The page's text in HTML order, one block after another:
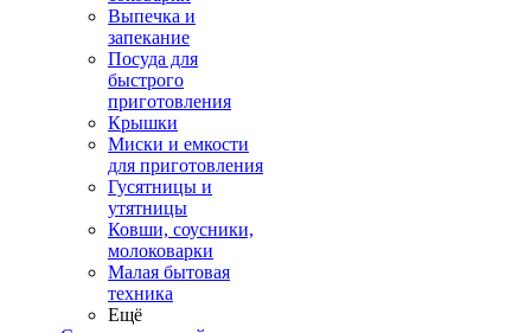
Выпечка и
запекание
Посуда для
быстрого
приготовления
Крышки
Миски и емкости
для приготовления
Гусятницы и
утятницы
Ковши, соусники,
молоковарки
Малая бытовая
техника
Ещё